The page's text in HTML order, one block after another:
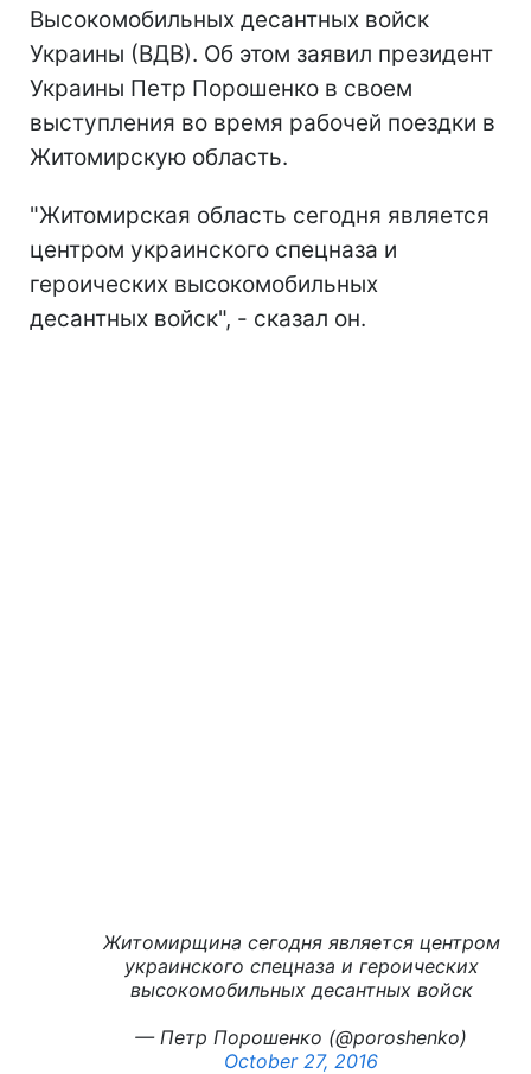
Высокомобильных десантных войск
Украины (ВДВ). Об этом заявил президент
Украины Петр Порошенко в своем
выступления во время рабочей поездки в
Житомирскую область.
"Житомирская область сегодня является
центром украинского спецназа и
героических высокомобильных
десантных войск", - сказал он.
Житомирщина сегодня является центром
украинского спецназа и героических
высокомобильных десантных войск
— Петр Порошенко (@poroshenko)
October 27, 2016